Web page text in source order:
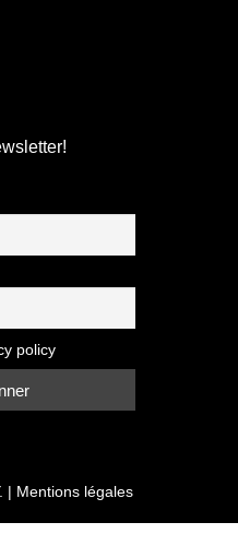
policy
| Mentions légales